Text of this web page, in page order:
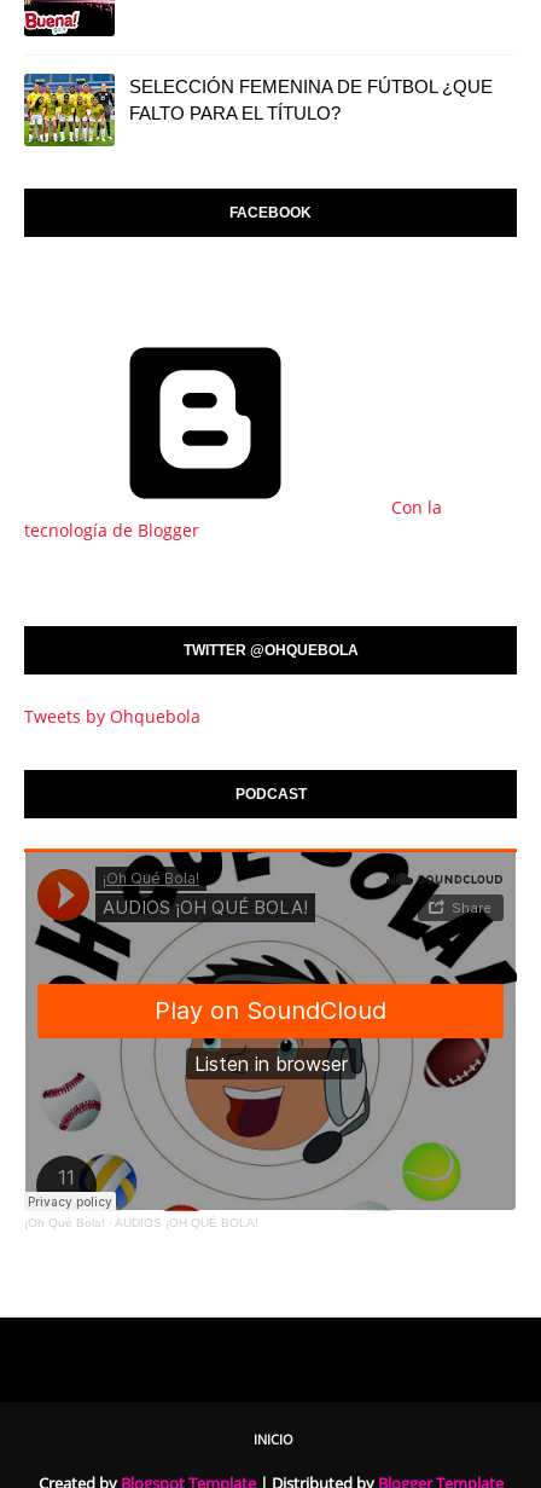
SELECCIÓN FEMENINA DE FÚTBOL ¿QUE
FALTO PARA EL TÍTULO?
FACEBOOK
Con la
tecnología de Blogger
TWITTER @OHQUEBOLA
Tweets by Ohquebola
PODCAST
¡Oh Qué Bola! · AUDIOS ¡OH QUÉ BOLA!
INICIO
Created by Blogspot Template| Distributed by Blogger Template